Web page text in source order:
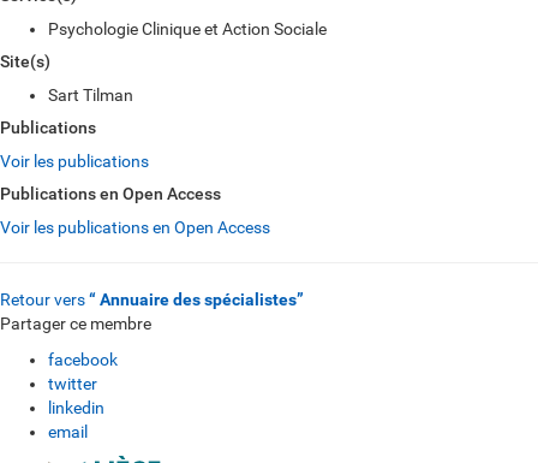
Psychologie Clinique et Action Sociale
Site(s)
Sart Tilman
Publications
Voir les publications
Publications en Open Access
Voir les publications en Open Access
Retour vers“ Annuaire des spécialistes”
Partager ce membre
facebook
twitter
linkedin
email